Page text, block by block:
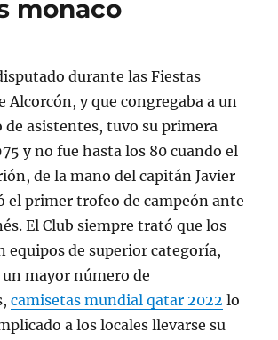
monaco
durante las Fiestas
Alcorcón, y que congregaba a un
de asistentes, tuvo su primera
y no fue hasta los 80 cuando el
de la mano del capitán Javier
el primer trofeo de campeón ante
El Club siempre trató que los
equipos de superior categoría,
mayor número de
camisetas mundial qatar 2022 lo
a los locales llevarse su